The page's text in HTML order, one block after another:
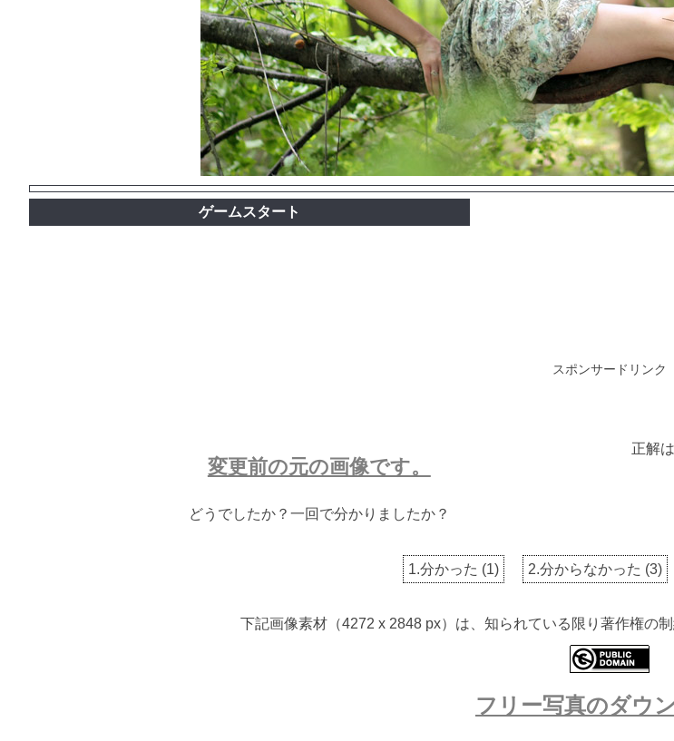
ゲームスタート
スポンサードリンク
正解
変更前の元の画像です。
どうでしたか？一回で分かりましたか？
1.分かった (1) 2.分からなかった (3)
下記画像素材（4272 x 2848 px）は、知られている限り著作権の
フリー写真のダウ